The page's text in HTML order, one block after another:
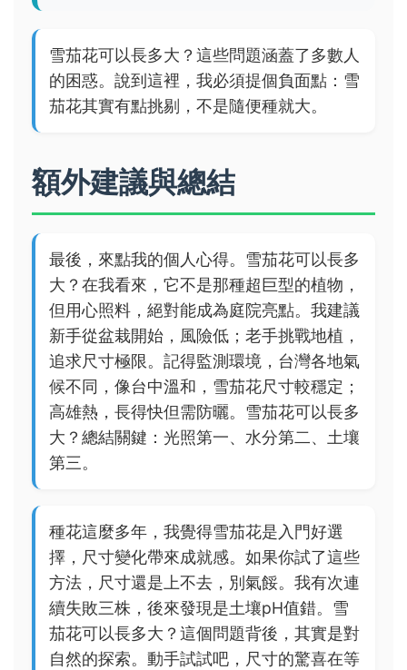
雪茄花可以長多大？這些問題涵蓋了多數人
的困惑。說到這裡，我必須提個負面點：雪
茄花其實有點挑剔，不是隨便種就大。
額外建議與總結
最後，來點我的個人心得。雪茄花可以長多
大？在我看來，它不是那種超巨型的植物，
但用心照料，絕對能成為庭院亮點。我建議
新手從盆栽開始，風險低；老手挑戰地植，
追求尺寸極限。記得監測環境，台灣各地氣
候不同，像台中溫和，雪茄花尺寸較穩定；
高雄熱，長得快但需防曬。雪茄花可以長多
大？總結關鍵：光照第一、水分第二、土壤
第三。
種花這麼多年，我覺得雪茄花是入門好選
擇，尺寸變化帶來成就感。如果你試了這些
方法，尺寸還是上不去，別氣餒。我有次連
續失敗三株，後來發現是土壤pH值錯。雪
茄花可以長多大？這個問題背後，其實是對
自然的探索。動手試試吧，尺寸的驚喜在等